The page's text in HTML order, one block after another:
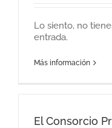
Lo siento, no
entrada.
Más información
El Consorcio